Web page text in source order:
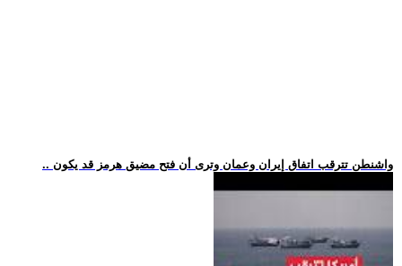
.. واشنطن تترقب اتفاق إيران وعمان وترى أن فتح مضيق هرمز قد يكون